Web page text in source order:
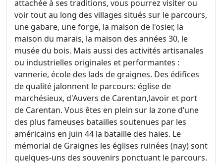
attachée à ses traditions, vous pourrez visiter ou
voir tout au long des villages situés sur le parcours,
une gabare, une forge, la maison de l'osier, la
maison du marais, la maison des années 30, le
musée du bois. Mais aussi des activités artisanales
ou industrielles originales et performantes :
vannerie, école des lads de graignes. Des édifices
de qualité jalonnent le parcours: église de
marchésieux, d'Auvers de Carentan,lavoir et port
de Carentan. Vous êtes en plein sur la zone d’une
des plus fameuses batailles soutenues par les
américains en juin 44 la bataille des haies. Le
mémorial de Graignes les églises ruinées (nay) sont
quelques-uns des souvenirs ponctuant le parcours.